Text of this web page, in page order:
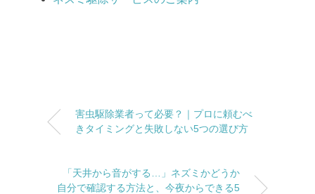
害虫駆除業者って必要？｜プロに頼むべ
きタイミングと失敗しない5つの選び方
「天井から音がする…」ネズミかどうか
自分で確認する方法と、今夜からできる5